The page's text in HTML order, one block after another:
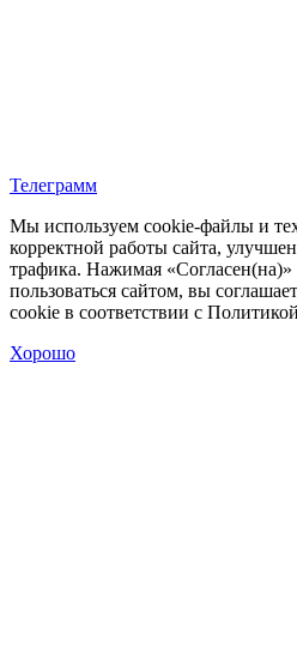
Телеграмм
Мы используем cookie‑файлы и
корректной работы сайта,
трафика. Нажимая
пользоваться сайтом, вы
cookie в соответствии с
Хорошо